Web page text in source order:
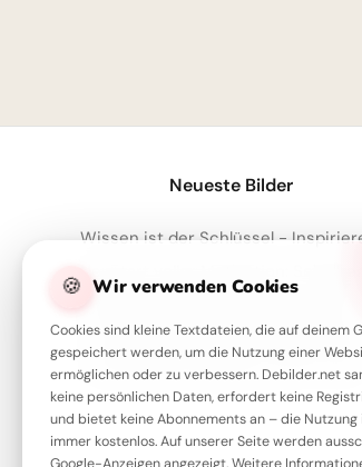
🍪 Wir verwenden Cookies
Cookies sind kleine Textdateien, die auf deinem
gespeichert werden, um die Nutzung einer
ermöglichen oder zu verbessern. Debilder.net
keine persönlichen Daten, erfordert keine
und bietet keine Abonnements an – die Nutzung
immer kostenlos. Auf unserer Seite werden
Neueste Bilder